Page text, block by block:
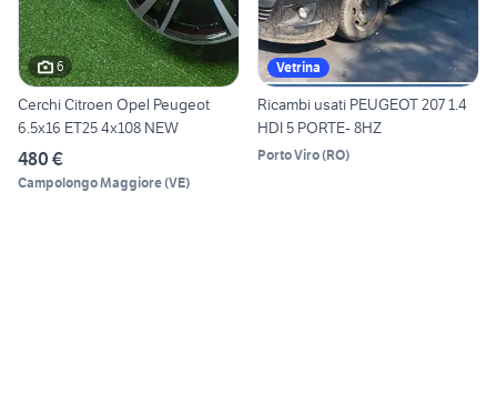
6
Cerchi Citroen Opel Peugeot
6.5x16 ET25 4x108 NEW
480 €
Campolongo Maggiore(VE)
Vetrina
Ricambi usati PEUGEOT 207 1.4
HDI 5 PORTE- 8HZ
Porto Viro(RO)